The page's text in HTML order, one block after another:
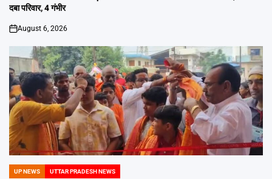
दबा परिवार, 4 गंभीर
on
August 6, 2026
POSTED
UP NEWS UTTAR PRADESH NEWS